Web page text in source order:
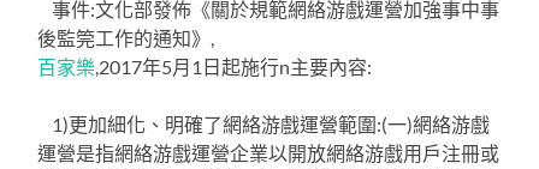
事件:文化部發佈《關於規範網絡游戲運營加強事中事
後監筦工作的通知》,
百家樂,2017年5月1日起施行n主要內容:
1)更加細化、明確了網絡游戲運營範圍:(一)網絡游戲
運營是指網絡游戲運營企業以開放網絡游戲用戶注冊或